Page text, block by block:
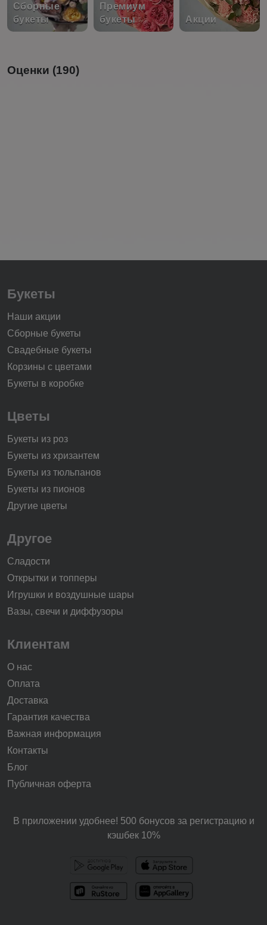
Сборные
букеты
Премиум
букеты
Акции
Оценки (190)
Букеты
Наши акции
Сборные букеты
Свадебные букеты
Корзины с цветами
Букеты в коробке
Цветы
Букеты из роз
Букеты из хризантем
Букеты из тюльпанов
Букеты из пионов
Другие цветы
Другое
Сладости
Открытки и топперы
Игрушки и воздушные шары
Вазы, свечи и диффузоры
Клиентам
О нас
Оплата
Доставка
Гарантия качества
Важная информация
Контакты
Блог
Публичная оферта
В приложении удобнее! 500 бонусов за регистрацию и
кэшбек 10%